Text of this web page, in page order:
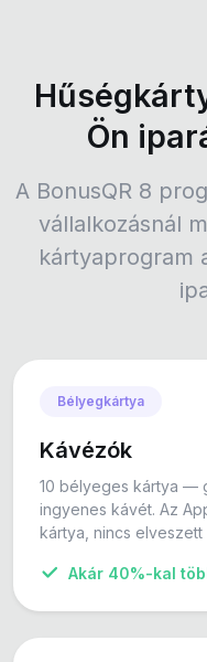
Ön
A BonusQR 8
vállalkozásnál
kártyaprogram
Bélyegkártya
Kávézók
10 bélyeges kártya —
ingyenes kávét. Az
kártya, nincs elveszett
Akár 40%-kal